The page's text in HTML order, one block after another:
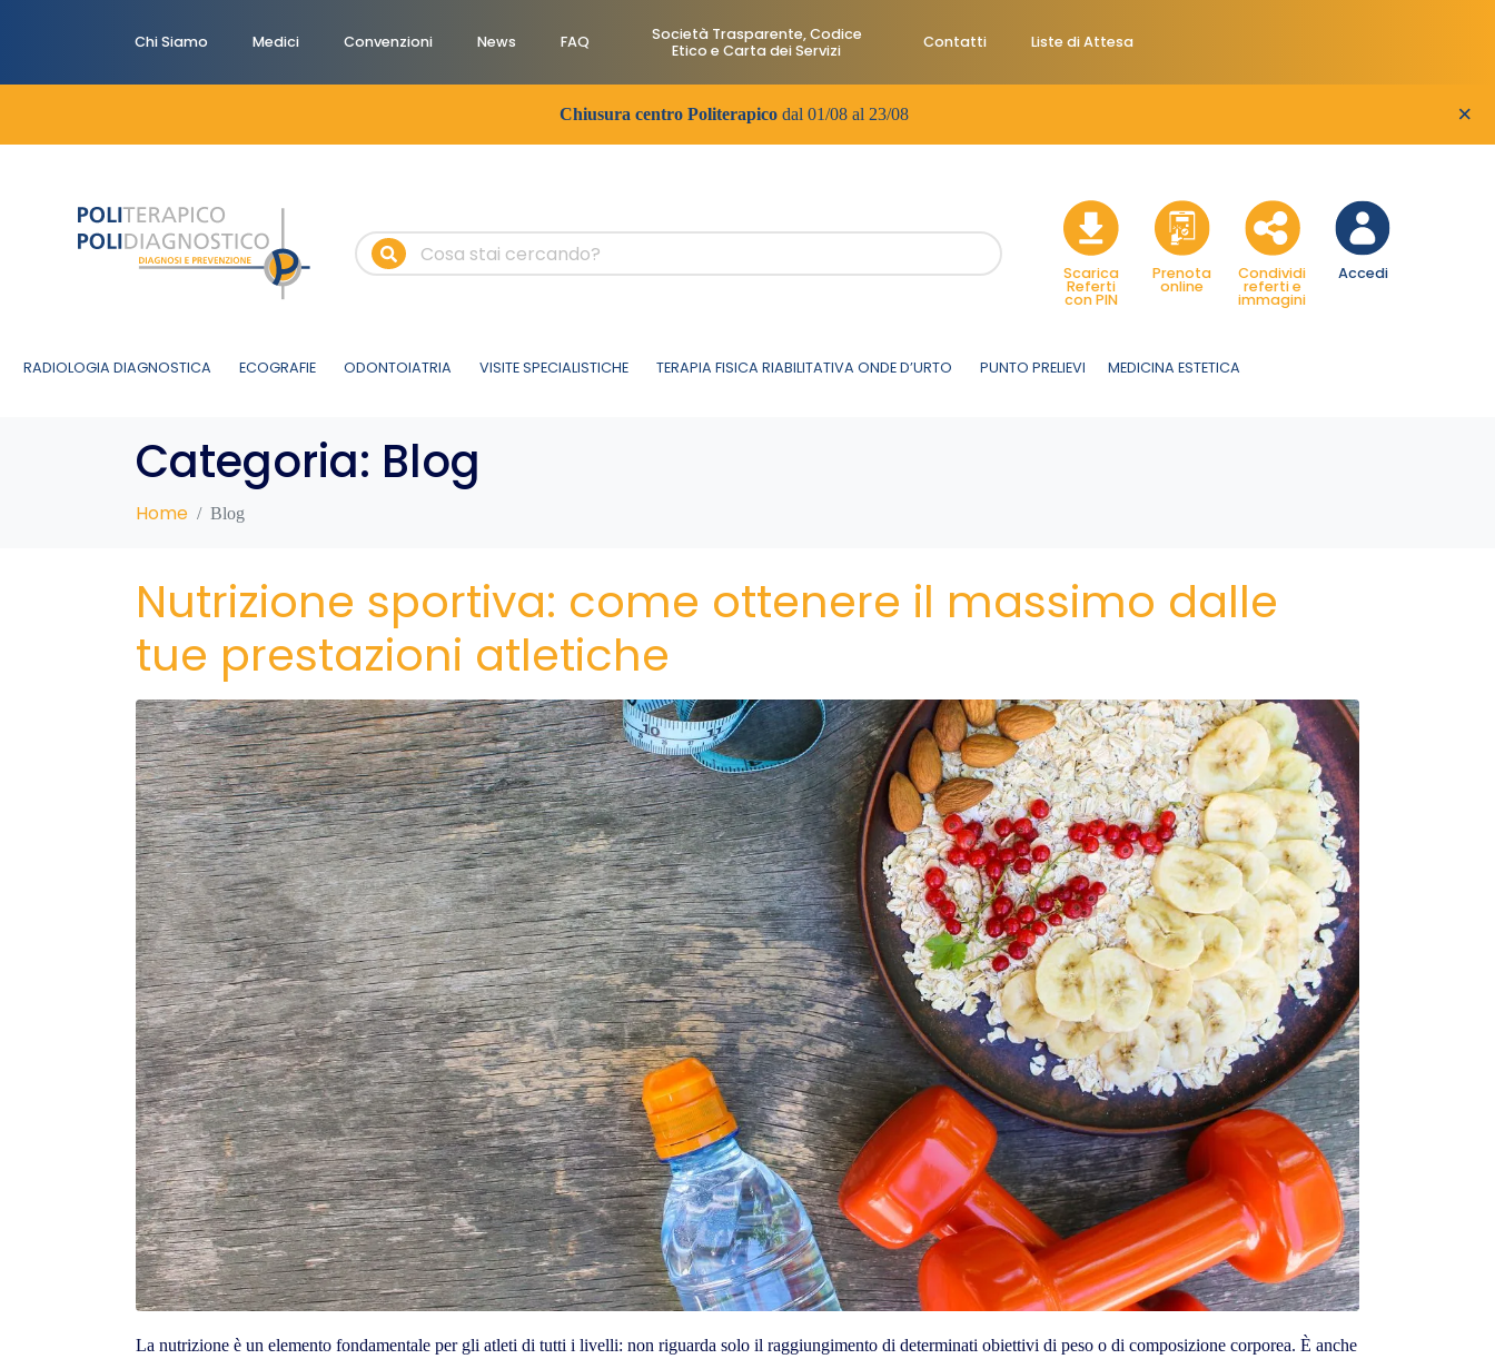
Chi Siamo Medici Convenzioni News FAQ
Società Trasparente, Codice
Etico e Carta dei Servizi
Contatti Liste di Attesa
Chiusura centro Politerapicodal 01/08 al 23/08 ×
Scarica
Referti
con PIN
Prenota
online
Condividi
referti e
immagini
Accedi
RADIOLOGIA DIAGNOSTICA ECOGRAFIE ODONTOIATRIA VISITE SPECIALISTICHE TERAPIA FISICA RIABILITATIVA ONDE D’URTO PUNTO PRELIEVI MEDICINA ESTETICA
Categoria: Blog
Home Blog
Nutrizione sportiva: come ottenere il massimo dalle
tue prestazioni atletiche
La nutrizione è un elemento fondamentale per gli atleti di tutti i livelli: non riguarda solo il raggiungimento di determinati obiettivi di peso o di composizione corporea. È anche